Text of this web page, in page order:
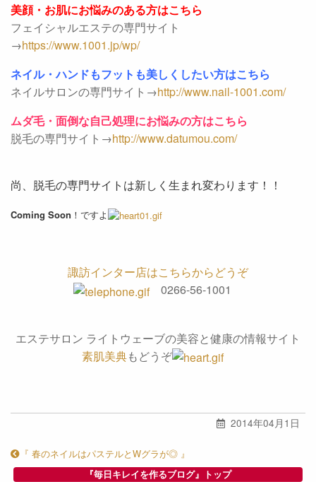
美顔・お肌にお悩みのある方はこちら
フェイシャルエステの専門サイト
→https://www.1001.jp/wp/
ネイル・ハンドもフットも美しくしたい方はこちら
ネイルサロンの専門サイト→http://www.nail-1001.com/
ムダ毛・面倒な自己処理にお悩みの方はこちら
脱毛の専門サイト→http://www.datumou.com/
尚、脱毛の専門サイトは新しく生まれ変わります！！
Coming Soon ！ですよ
諏訪インター店はこちらからどうぞ
0266-56-1001
エステサロン ライトウェーブの美容と健康の情報サイト
素肌美典もどうぞ
2014年04月1日
『 春のネイルはパステルとWグラが◎ 』
『毎日キレイを作るブログ』トップ